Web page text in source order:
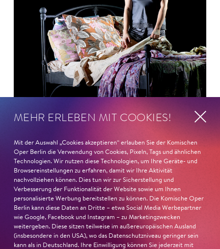
26. Juni 2026
Ambur Braid für DER FAUST
nominiert
Ambur Braidist für den Deutschen Theaterpreis DER
FAUST nominiert in der Kategorie »Darsteller:in
Musiktheater«. Ihr eindrucksvolles Rollendebüt als
MEHR ERLEBEN MIT COOKIES!
Mit der Auswahl „Cookies akzeptieren“ erlauben Sie der Komischen
Oper Berlin die Verwendung von Cookies, Pixeln, Tags und ähnlichen
Technologien. Wir nutzen diese Technologien, um Ihre Geräte- und
Browsereinstellungen zu erfahren, damit wir Ihre Aktivität
nachvollziehen können. Dies tun wir zur Sicherstellung und
Verbesserung der Funktionalität der Website sowie um Ihnen
personalisierte Werbung bereitstellen zu können. Die Komische Oper
Berlin kann diese Daten an Dritte – etwa Social Media Werbepartner
wie Google, Facebook und Instagram – zu Marketingzwecken
weitergeben. Diese sitzen teilweise im außereuropäischen Ausland
(insbesondere in den USA), wo das Datenschutzniveau geringer sein
kann als in Deutschland. Ihre Einwilligung können Sie jederzeit mit